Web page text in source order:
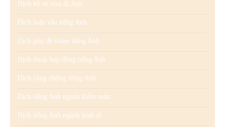
Dịch hồ sơ visa đi Anh
Dịch luận văn tiếng Anh
Dịch phụ đề video tiếng Anh
Dịch thuật hợp đồng tiếng Anh
Dịch công chứng tiếng Anh
Dịch tiếng Anh ngành kiểm toán
Dịch tiếng Anh ngành kinh tế